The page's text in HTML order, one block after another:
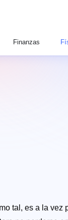
Finanzas
tal, es a la vez